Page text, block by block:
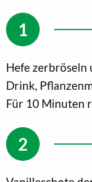
Hefe zerbröseln
Drink,
Für 10 Minuten